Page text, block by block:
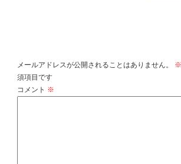
メールアドレスが公開されることはありません。 ※
須項目です
コメント ※